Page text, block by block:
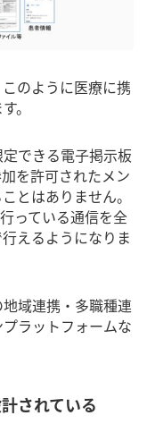
のように医療に携
。
できる電子掲示板
を許可されたメン
とはありません。
っている通信を全
えるようになりま
地域連携・多職種連
ラットフォームな
されている